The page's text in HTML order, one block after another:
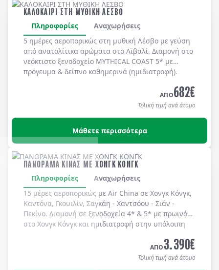
ΚΑΛΟΚΑΙΡΙ ΣΤΗ ΜΥΘΙΚΗ ΛΕΣΒΟ
Πληροφορίες
Αναχωρήσεις
5 ημέρες αεροπορικώς στη μυθική Λέσβο με γεύση
από ανατολίτικα αρώματα στο Αϊβαλί. Διαμονή στο
νεόκτιστο ξενοδοχείο MYTHICAL COAST 5* με
πρόγευμα & δείπνο καθημερινά (ημιδιατροφή).
ΑΠΟ682€
Τελική τιμή ανά άτομο
Μάθετε περισσότερα
ΠΑΝΟΡΑΜΑ ΚΙΝΑΣ ΜΕ ΧΟΝΓΚ ΚΟΝΓΚ
Πληροφορίες
Αναχωρήσεις
15 μέρες αεροπορικώς με Air China σε Χονγκ Κόνγκ,
Καντόνα, Γκουιλίν, Σαγκάη - Χαντσόου - Σιάν -
Πεκίνο. Διαμονή σε ξενοδοχεία 4* & 5* με πρωινό
στο Χονγκ Κόνγκ και ημιδιατροφή στην υπόλοιπη
ΑΠΟ3.390€
Τελική τιμή ανά άτομο